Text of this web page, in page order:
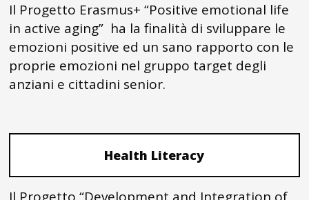
Il Progetto Erasmus+ “Positive emotional life
in active aging” ha la finalità di sviluppare le
emozioni positive ed un sano rapporto con le
proprie emozioni nel gruppo target degli
anziani e cittadini senior.
Health Literacy